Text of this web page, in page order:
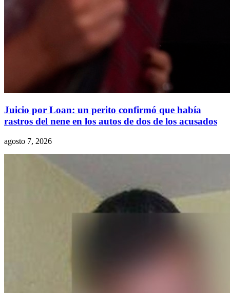
Juicio por Loan: un perito confirmó que había
rastros del nene en los autos de dos de los acusados
agosto 7, 2026